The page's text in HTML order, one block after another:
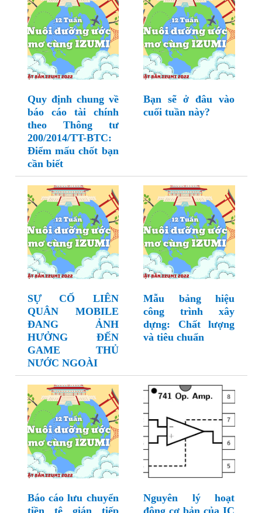
Quy định chung về
báo cáo tài chính
theo Thông tư
200/2014/TT-BTC:
Điểm mấu chốt bạn
cần biết
Bạn sẽ ở đâu vào
cuối tuần này?
SỰ CỐ LIÊN
QUÂN MOBILE
ĐANG ẢNH
HƯỞNG ĐẾN
GAME THỦ
NƯỚC NGOÀI
Mẫu bảng hiệu
công trình xây
dựng: Chất lượng
và tiêu chuẩn
Báo cáo lưu chuyển
Nguyên lý hoạt